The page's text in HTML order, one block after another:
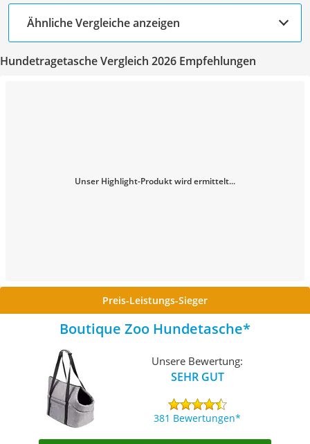
Ähnliche Vergleiche anzeigen
Hundetragetasche Vergleich 2026 Empfehlungen
Unser Highlight-Produkt wird ermittelt...
Preis-Leistungs-Sieger
Boutique Zoo Hundetasche
Unsere Bewertung:
SEHR GUT
381 Bewertungen